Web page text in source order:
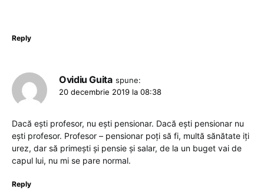
Reply
Ovidiu Guita spune:
20 decembrie 2019 la 08:38
Dacă ești profesor, nu ești pensionar. Dacă ești pensionar nu
ești profesor. Profesor – pensionar poți să fi, multă sănătate iți
urez, dar să primești și pensie și salar, de la un buget vai de
capul lui, nu mi se pare normal.
Reply